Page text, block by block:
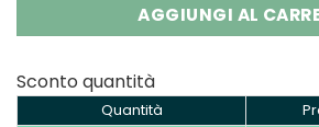
AGGIUNGI AL
Sconto quantità
Quantità